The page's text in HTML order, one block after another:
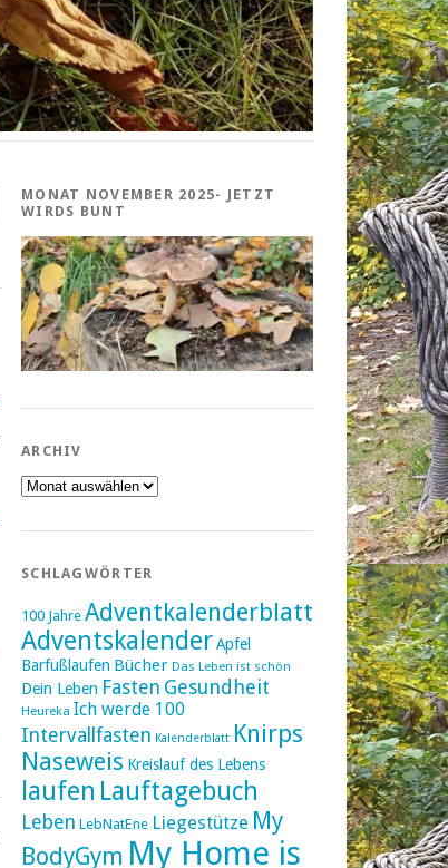
MONAT NOVEMBER 2025- JETZT
WIRDS BUNT
ARCHIV
Archiv
SCHLAGWÖRTER
100 Jahre Adventkalenderblatt
AdventskalenderApfel
Barfußlaufen Bücher Das Leben ist schön
Dein Leben Fasten Gesundheit
Heureka Ich werde 100
Intervallfasten Kalenderblatt Knirps
Naseweis Kreislauf des Lebens
laufen Lauftagebuch
Leben LebNatEne Liegestütze My
BodyGym My Home is